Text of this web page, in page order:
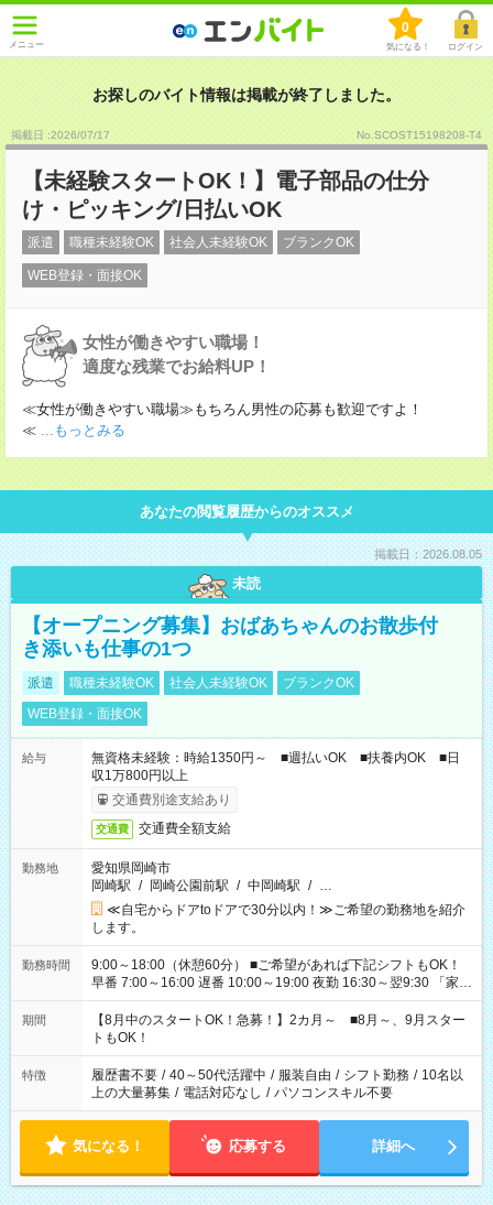
メニュー
0
気になる！ ログイン
お探しのバイト情報は掲載が終了しました。
掲載日 :2026/07/17 No.SCOST15198208-T4
【未経験スタートOK！】電子部品の仕分
け・ピッキング/日払いOK
派遣 職種未経験OK 社会人未経験OK ブランクOK
WEB登録・面接OK
女性が働きやすい職場！
適度な残業でお給料UP！
≪女性が働きやすい職場≫もちろん男性の応募も歓迎ですよ！
≪ ...もっとみる
あなたの閲覧履歴からのオススメ
掲載日：2026.08.05
未読
【オープニング募集】おばあちゃんのお散歩付
き添いも仕事の1つ
派遣 職種未経験OK 社会人未経験OK
ブランクOK
WEB登録・面接OK
給与
無資格未経験：時給1350円～ ■週払いOK ■扶養内OK ■日
収1万800円以上
交通費別途支給あり
交通費 交通費全額支給
勤務地
愛知県岡崎市
岡崎駅 / 岡崎公園前駅 / 中岡崎駅 / …
≪自宅からドアtoドアで30分以内！≫ご希望の勤務地を紹介
します。
勤務時間
9:00～18:00（休憩60分） ■ご希望があれば下記シフトもOK！
早番 7:00～16:00 遅番 10:00～19:00 夜勤 16:30～翌9:30 「家族
と休みを合わせたい」 「余裕を持って夕飯の準備がしたい」
「できれば残業はしたくない」 など、ご希望を教えてください
ね。 ※Wワーク希望の方へ 今ご覧のお仕事で希望する勤務時間
と、もう1つのお仕事の勤務時間。 合計で週40時間を超える場
合は応募できません。
期間
【8月中のスタートOK！急募！】2カ月～ ■8月～、9月スター
トもOK！
特徴 履歴書不要 / 40～50代活躍中 / 服装自由 / シフト勤務 / 10名以
上の大量募集 / 電話対応なし / パソコンスキル不要
気になる！ 応募する 詳細へ